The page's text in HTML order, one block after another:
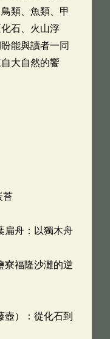
類、魚類、甲
石、火山浮
能與讀者一同
大自然的饗
苔
扁舟：以獨木舟
寮福隆沙灘的逆
壺）：從化石到